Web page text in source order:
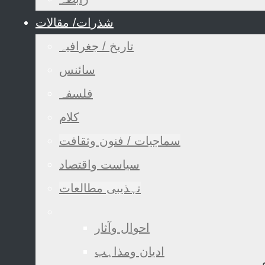
شذرات/ مقالات
تاریخ / جغرافیہ
سائنس
فلسفہ
کلام
سماجیات / فنون وثقافت
سیاست واقتصاد
تہذیبی مطالعات
احوال وآثار
ادیان ومذاہب